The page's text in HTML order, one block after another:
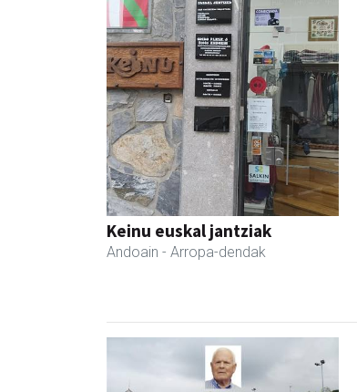
Keinu euskal jantziak
Andoain - Arropa-dendak